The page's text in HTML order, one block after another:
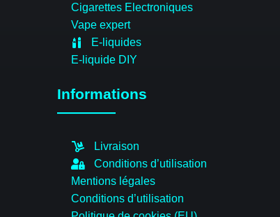
Cigarettes Electroniques
Vape expert
E-liquides
E-liquide DIY
Informations
Livraison
Conditions d’utilisation
Mentions légales
Conditions d’utilisation